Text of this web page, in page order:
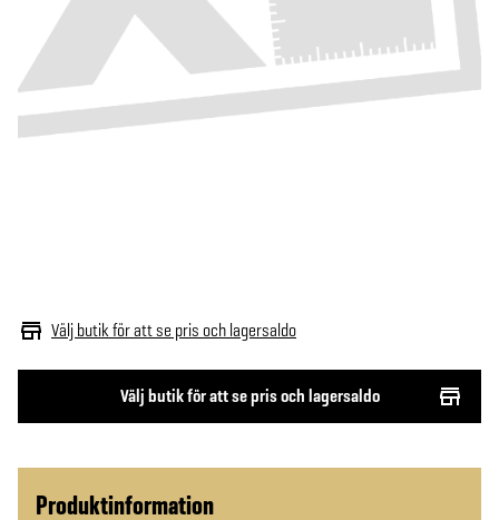
Välj butik för att se pris och lagersaldo
Välj butik för att se pris och lagersaldo
Produktinformation